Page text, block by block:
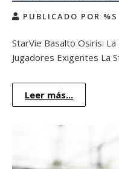
PUBLICADO POR %S
StarVie Basalto Osiris:
Jugadores Exigentes La
Leer más...